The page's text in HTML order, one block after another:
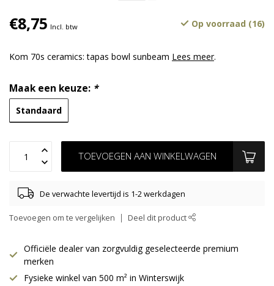
€8,75 Incl. btw Op voorraad (16)
Kom 70s ceramics: tapas bowl sunbeam Lees meer.
Maak een keuze: *
Standaard
TOEVOEGEN AAN WINKELWAGEN
De verwachte levertijd is 1-2 werkdagen
Toevoegen om te vergelijken Deel dit product
Officiële dealer van zorgvuldig geselecteerde premium
merken
Fysieke winkel van 500 m² in Winterswijk